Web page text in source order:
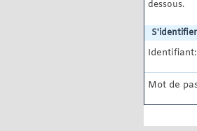
dessous.
S'identifier
Identifiant:
Mot de